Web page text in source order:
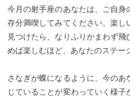
今月の射手座のあなたは、ご自身
存分満喫してみてください。楽し
見つけたら、なりふりかまわず飛
めば楽しむほど、あなたのステー
さなぎが蝶になるように、今のあ
じていることが変わっていく様